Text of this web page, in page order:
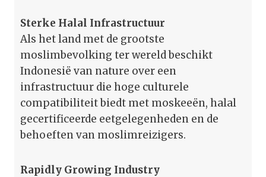
Sterke Halal Infrastructuur
Als het land met de grootste
moslimbevolking ter wereld beschikt
Indonesië van nature over een
infrastructuur die hoge culturele
compatibiliteit biedt met moskeeën, halal
gecertificeerde eetgelegenheden en de
behoeften van moslimreizigers.
Rapidly Growing Industry